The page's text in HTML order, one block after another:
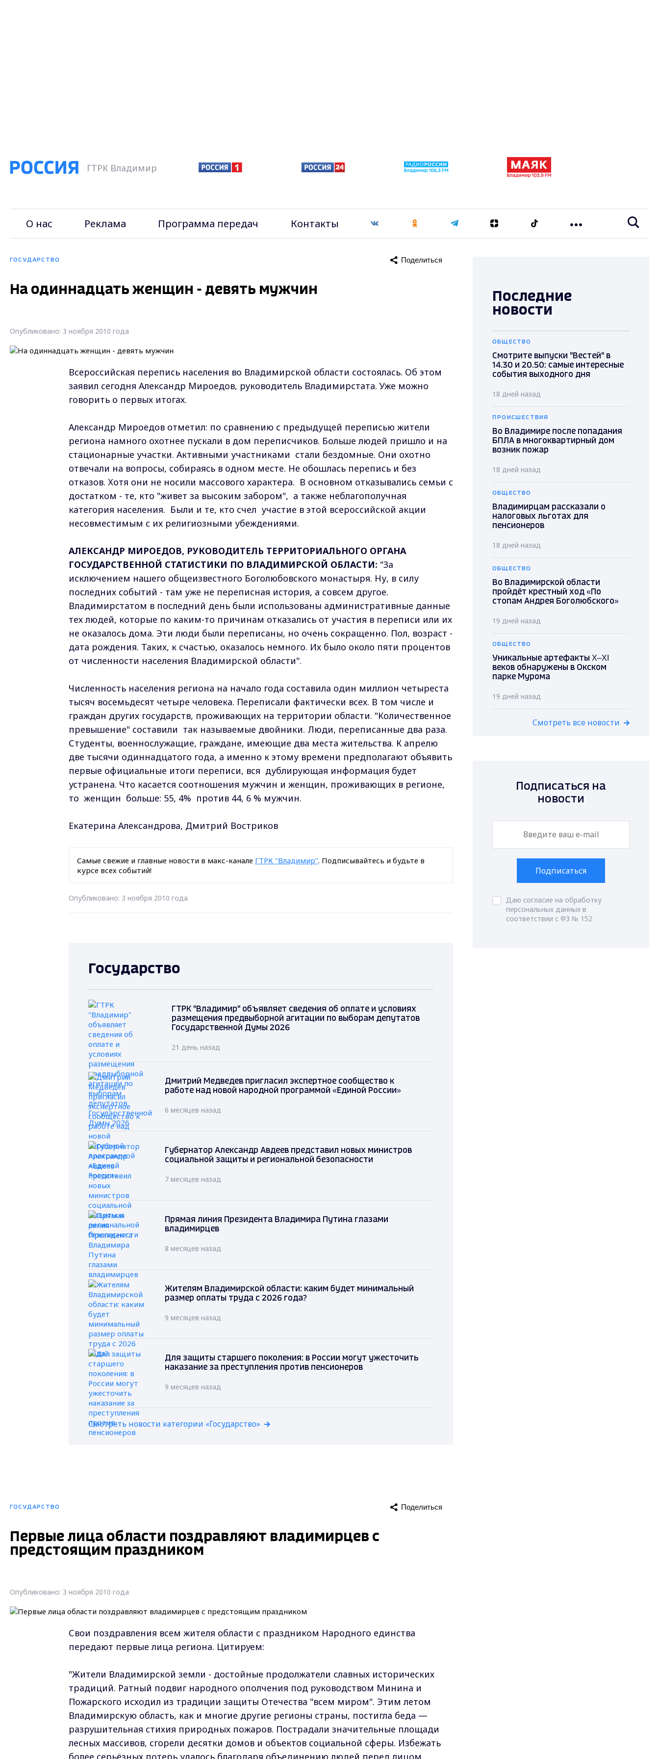
ГТРК Владимир
О нас Реклама Программа передач Контакты
ГОСУДАРСТВО Поделиться
На одиннадцать женщин - девять мужчин
Опубликовано: 3 ноября 2010 года
Всероссийская перепись населения во Владимирской области состоялась. Об этом
заявил сегодня Александр Мироедов, руководитель Владимирстата. Уже можно
говорить о первых итогах.
Александр Мироедов отметил: по сравнению с предыдущей переписью жители
региона намного охотнее пускали в дом переписчиков. Больше людей пришло и на
стационарные участки. Активными участниками стали бездомные. Они охотно
отвечали на вопросы, собираясь в одном месте. Не обошлась перепись и без
отказов. Хотя они не носили массового характера. В основном отказывались семьи с
достатком - те, кто "живет за высоким забором", а также неблагополучная
категория населения. Были и те, кто счел участие в этой всероссийской акции
несовместимым с их религиозными убеждениями.
АЛЕКСАНДР МИРОЕДОВ, РУКОВОДИТЕЛЬ ТЕРРИТОРИАЛЬНОГО ОРГАНА
ГОСУДАРСТВЕННОЙ СТАТИСТИКИ ПО ВЛАДИМИРСКОЙ ОБЛАСТИ: "За
исключением нашего общеизвестного Боголюбовского монастыря. Ну, в силу
последних событий - там уже не переписная история, а совсем другое.
Владимирстатом в последний день были использованы административные данные
тех людей, которые по каким-то причинам отказались от участия в переписи или их
не оказалось дома. Эти люди были переписаны, но очень сокращенно. Пол, возраст -
дата рождения. Таких, к счастью, оказалось немного. Их было около пяти процентов
от численности населения Владимирской области".
Численность населения региона на начало года составила один миллион четыреста
тысяч восемьдесят четыре человека. Переписали фактически всех. В том числе и
граждан других государств, проживающих на территории области. "Количественное
превышение" составили так называемые двойники. Люди, переписанные два раза.
Студенты, военнослужащие, граждане, имеющие два места жительства. К апрелю
две тысячи одиннадцатого года, а именно к этому времени предполагают объявить
первые официальные итоги переписи, вся дублирующая информация будет
устранена. Что касается соотношения мужчин и женщин, проживающих в регионе,
то женщин больше: 55, 4% против 44, 6 % мужчин.
Екатерина Александрова, Дмитрий Востриков
Самые свежие и главные новости в макс-канале ГТРК "Владимир". Подписывайтесь и будьте в
курсе всех событий!
Опубликовано: 3 ноября 2010 года
Государство
ГТРК "Владимир" объявляет сведения об оплате и условиях
размещения предвыборной агитации по выборам депутатов
Государственной Думы 2026
21 день назад
Дмитрий Медведев пригласил экспертное сообщество к
работе над новой народной программой «Единой России»
6 месяцев назад
Губернатор Александр Авдеев представил новых министров
социальной защиты и региональной безопасности
7 месяцев назад
Прямая линия Президента Владимира Путина глазами
владимирцев
8 месяцев назад
Жителям Владимирской области: каким будет минимальный
размер оплаты труда с 2026 года?
9 месяцев назад
Для защиты старшего поколения: в России могут ужесточить
наказание за преступления против пенсионеров
9 месяцев назад
Смотреть новости категории «Государство»
ГОСУДАРСТВО Поделиться
Первые лица области поздравляют владимирцев с
предстоящим праздником
Опубликовано: 3 ноября 2010 года
Свои поздравления всем жителя области с праздником Народного единства
передают первые лица региона. Цитируем:
"Жители Владимирской земли - достойные продолжатели славных исторических
традиций. Ратный подвиг народного ополчения под руководством Минина и
Пожарского исходил из традиции защиты Отечества "всем миром". Этим летом
Владимирскую область, как и многие другие регионы страны, постигла беда —
разрушительная стихия природных пожаров. Пострадали значительные площади
лесных массивов, сгорели десятки домов и объектов социальной сферы. Избежать
более серьёзных потерь удалось благодаря объединению людей перед лицом
Последние
новости
ОБЩЕСТВО
Смотрите выпуски "Вестей" в
14.30 и 20.50: самые интересные
события выходного дня
18 дней назад
ПРОИСШЕСТВИЯ
Во Владимире после попадания
БПЛА в многоквартирный дом
возник пожар
18 дней назад
ОБЩЕСТВО
Владимирцам рассказали о
налоговых льготах для
пенсионеров
18 дней назад
ОБЩЕСТВО
Во Владимирской области
пройдёт крестный ход «По
стопам Андрея Боголюбского»
19 дней назад
ОБЩЕСТВО
Уникальные артефакты X–XI
веков обнаружены в Окском
парке Мурома
19 дней назад
Смотреть все новости
Подписаться на
новости
Подписаться
Даю согласие на обработку
персональных данных в
соответствии с ФЗ № 152